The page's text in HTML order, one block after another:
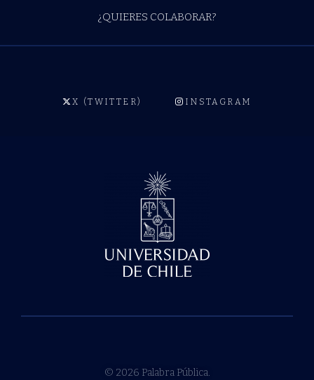
¿QUIERES COLABORAR?
X (TWITTER) INSTAGRAM
© 2026 Palabra Pública.